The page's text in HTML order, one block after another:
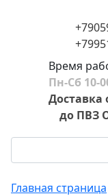
Время
Пн-Сб 10-
Доставка
до ПВЗ
Главная страница